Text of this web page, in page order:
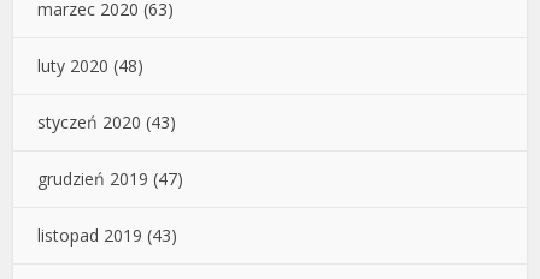
marzec 2020 (63)
luty 2020 (48)
styczeń 2020 (43)
grudzień 2019 (47)
listopad 2019 (43)